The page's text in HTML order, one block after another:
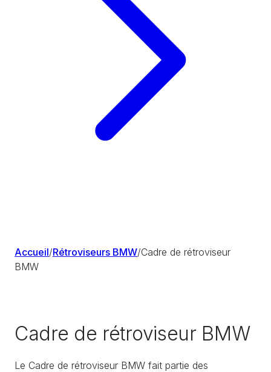
Accueil/Rétroviseurs BMW/Cadre de rétroviseur
BMW
Cadre de rétroviseur BMW
Le Cadre de rétroviseur BMW fait partie des